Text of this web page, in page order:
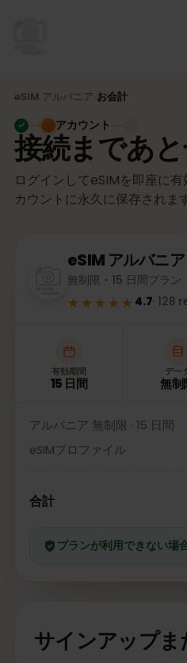
eSIM アルバニア お会計
接続まであ
ログインしてeSIMを即座に
カウントに永久に保存されます
アカウント
eSIM アルバニア
無制限・15 日間プラン
★★★★★ 4.7· 128
有効期間
15 日間
デー
無制
アルバニア 無制限 · 15 日間
eSIMプロファイル
合計
プランが利用できない場
サインアップ